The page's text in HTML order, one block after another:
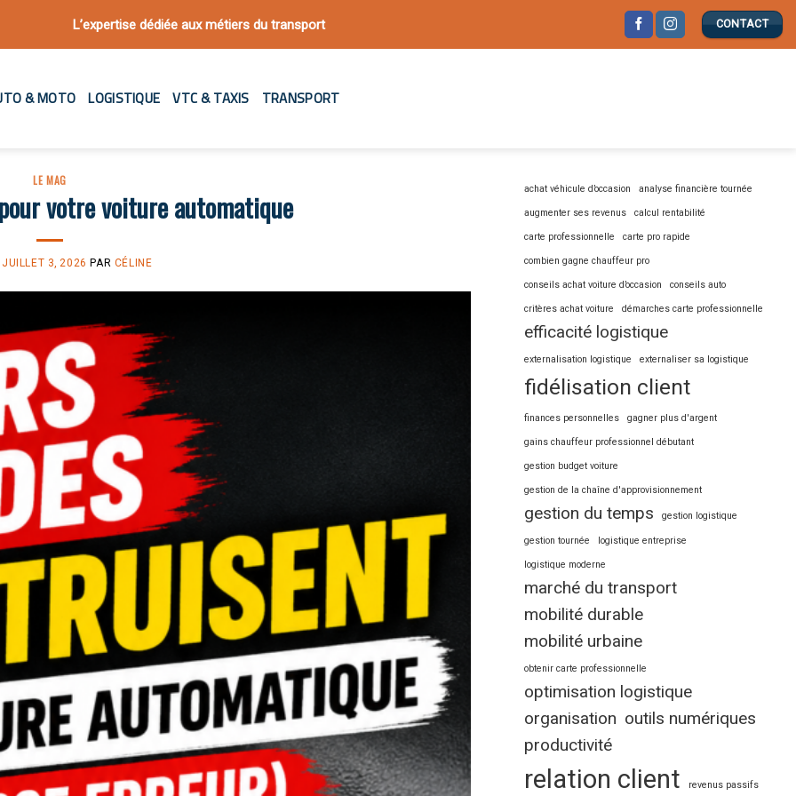
L’expertise dédiée aux métiers du transport CONTACT
& MOTO LOGISTIQUE VTC & TAXIS TRANSPORT
LE MAG
votre voiture automatique
JUILLET 3, 2026 PAR CÉLINE
achat véhicule d’occasion analyse financière tournée
augmenter ses revenus calcul rentabilité
carte professionnelle carte pro rapide
combien gagne chauffeur pro
conseils achat voiture d’occasion conseils auto
critères achat voiture démarches carte professionnelle
efficacité logistique
externalisation logistique externaliser sa logistique
fidélisation client
finances personnelles gagner plus d'argent
gains chauffeur professionnel débutant
gestion budget voiture
gestion de la chaîne d'approvisionnement
gestion du temps gestion logistique
gestion tournée logistique entreprise
logistique moderne
marché du transport
mobilité durable
mobilité urbaine
obtenir carte professionnelle
optimisation logistique
organisation outils numériques
productivité
relation client revenus passifs